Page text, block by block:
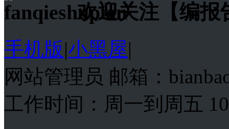
欢迎关注【编报
手机版|小黑屋|
网站管理员 邮箱：
工作时间：周一到周五